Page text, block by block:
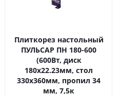
Плиткорез настольный
ПУЛЬСАР ПН 180-600
(600Вт, диск
180x22.23мм, стол
330x360мм, пропил 34
мм, 7,5к